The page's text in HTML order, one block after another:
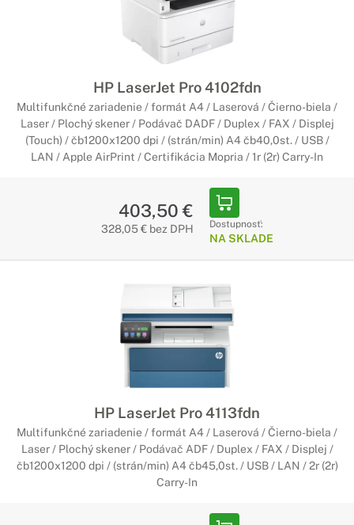
HP LaserJet Pro 4102fdn
Multifunkčné zariadenie / formát A4 / Laserová / Čierno-biela /
Laser / Plochý skener / Podávač DADF / Duplex / FAX / Displej
(Touch) / čb1200x1200 dpi / (strán/min) A4 čb40,0st. / USB /
LAN / Apple AirPrint / Certifikácia Mopria / 1r (2r) Carry-In
403,50 €
328,05 € bez DPH Dostupnosť:
NA SKLADE
HP LaserJet Pro 4113fdn
Multifunkčné zariadenie / formát A4 / Laserová / Čierno-biela /
Laser / Plochý skener / Podávač ADF / Duplex / FAX / Displej /
čb1200x1200 dpi / (strán/min) A4 čb45,0st. / USB / LAN / 2r (2r)
Carry-In